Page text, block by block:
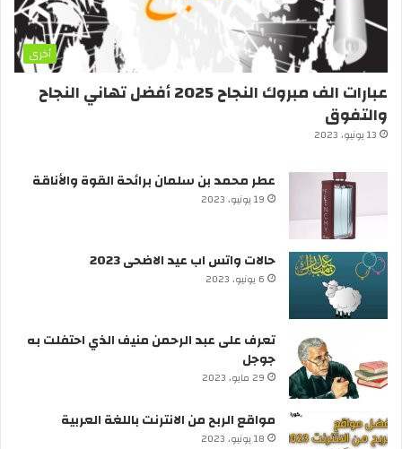
أخرى
عبارات الف مبروك النجاح 2025 أفضل تهاني النجاح
والتفوق
13 يونيو، 2023
عطر محمد بن سلمان برائحة القوة والأناقة
19 يونيو، 2023
حالات واتس اب عيد الاضحى 2023
6 يونيو، 2023
تعرف على عبد الرحمن منيف الذي احتفلت به
جوجل
29 مايو، 2023
مواقع الربح من الانترنت باللغة العربية
18 يونيو، 2023